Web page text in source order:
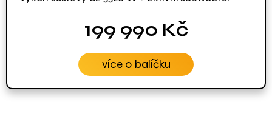
199 990 Kč
více o balíčku